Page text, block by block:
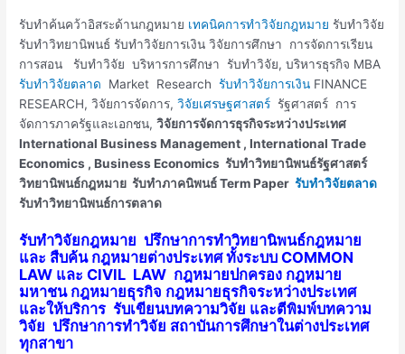
รับทำค้นคว้าอิสระด้านกฎหมาย เทคนิคการทำวิจัยกฎหมาย รับทำวิจัย
รับทำวิทยานิพนธ์ รับทำวิจัยการเงิน วิจัยการศึกษา การจัดการเรียน
การสอน รับทำวิจัย บริหารการศึกษา รับทำวิจัย, บริหารธุรกิจ MBA
รับทำวิจัยตลาด Market Researchรับทำวิจัยการเงิน FINANCE
RESEARCH, วิจัยการจัดการ,วิจัยเศรษฐศาสตร์ รัฐศาสตร์ การ
จัดการภาครัฐและเอกชน,วิจัยการจัดการธุรกิจระหว่างประเทศ
International Business Management , International Trade
Economics , Business Economics รับทำวิทยานิพนธ์รัฐศาสตร์
วิทยานิพนธ์กฎหมาย รับทำภาคนิพนธ์ Term Paperรับทำวิจัยตลาด
รับทำวิทยานิพนธ์การตลาด
รับทำวิจัยกฎหมาย ปรึกษาการทำวิทยานิพนธ์กฎหมาย
และ สืบค้น กฎหมายต่างประเทศ ทั้งระบบ COMMON
LAW และ CIVIL LAW กฎหมายปกครอง กฎหมาย
มหาชน กฎหมายธุรกิจ กฎหมายธุรกิจระหว่างประเทศ
และให้บริการ รับเขียนบทความวิจัย และตีพิมพ์บทความ
วิจัยปรึกษาการทำวิจัย สถาบันการศึกษาในต่างประเทศ
ทุกสาขา